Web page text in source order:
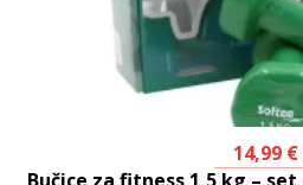
14,99 €